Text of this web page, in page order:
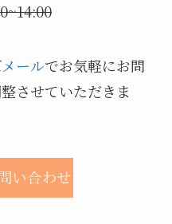
メールでお気軽にお問
させていただきま